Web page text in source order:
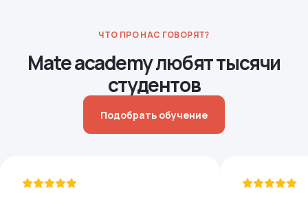
ЧТО ПРО НАС ГОВОРЯТ?
Mate academy любят тысячи
студентов
Подобрать обучение